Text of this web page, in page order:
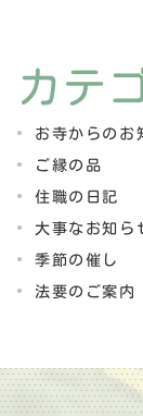
カテ
お寺からのお
ご縁の品
住職の日記
大事なお知ら
季節の催し
法要のご案内